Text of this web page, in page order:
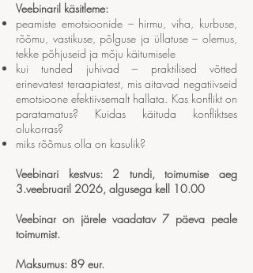
Veebinaril käsitleme:
peamiste emotsioonide – hirmu, viha, kurbuse,
rõõmu, vastikuse, põlguse ja üllatuse – olemus,
tekke põhjuseid ja mõju käitumisele
kui tunded juhivad – praktilised võtted
erinevatest teraapiatest, mis aitavad negatiivseid
emotsioone efektiivsemalt hallata. Kas konflikt on
paratamatus? Kuidas käituda konfliktses
olukorras?
miks rõõmus olla on kasulik?
Veebinari kestvus: 2 tundi, toimumise aeg
3.veebruaril 2026, algusega kell 10.00
Veebinar on järele vaadatav 7 päeva peale
toimumist.
Maksumus: 89 eur.